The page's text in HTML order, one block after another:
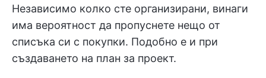
Независимо колко сте организирани, винаги
има вероятност да пропуснете нещо от
списъка си с покупки. Подобно е и при
създаването на план за проект.